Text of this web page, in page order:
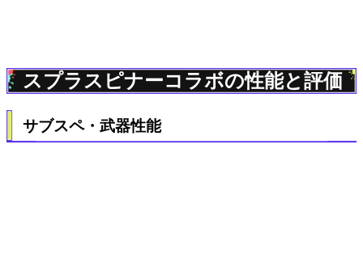
スプラスピナーコラボの性能と評価
サブスペ・武器性能